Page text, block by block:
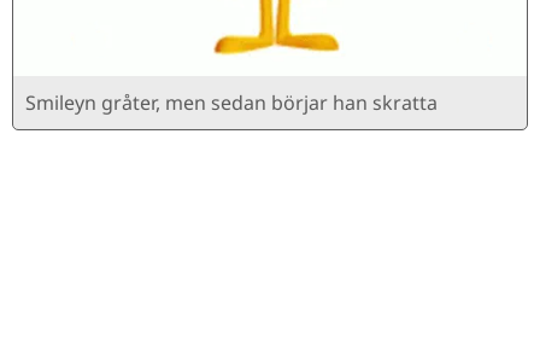
Smileyn gråter, men sedan börjar han skratta